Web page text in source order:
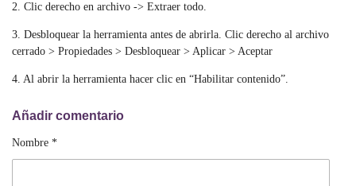
2. Clic derecho en archivo -> Extraer todo.
3. Desbloquear la herramienta antes de abrirla. Clic derecho al archivo
cerrado > Propiedades > Desbloquear > Aplicar > Aceptar
4. Al abrir la herramienta hacer clic en “Habilitar contenido”.
Añadir comentario
Nombre *